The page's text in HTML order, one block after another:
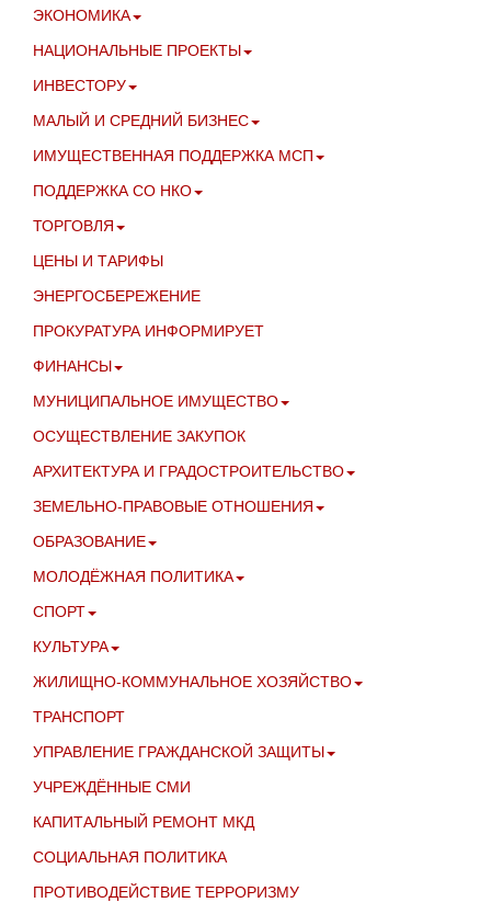
ЭКОНОМИКА
НАЦИОНАЛЬНЫЕ ПРОЕКТЫ
ИНВЕСТОРУ
МАЛЫЙ И СРЕДНИЙ БИЗНЕС
ИМУЩЕСТВЕННАЯ ПОДДЕРЖКА МСП
ПОДДЕРЖКА СО НКО
ТОРГОВЛЯ
ЦЕНЫ И ТАРИФЫ
ЭНЕРГОСБЕРЕЖЕНИЕ
ПРОКУРАТУРА ИНФОРМИРУЕТ
ФИНАНСЫ
МУНИЦИПАЛЬНОЕ ИМУЩЕСТВО
ОСУЩЕСТВЛЕНИЕ ЗАКУПОК
АРХИТЕКТУРА И ГРАДОСТРОИТЕЛЬСТВО
ЗЕМЕЛЬНО-ПРАВОВЫЕ ОТНОШЕНИЯ
ОБРАЗОВАНИЕ
МОЛОДЁЖНАЯ ПОЛИТИКА
СПОРТ
КУЛЬТУРА
ЖИЛИЩНО-КОММУНАЛЬНОЕ ХОЗЯЙСТВО
ТРАНСПОРТ
УПРАВЛЕНИЕ ГРАЖДАНСКОЙ ЗАЩИТЫ
УЧРЕЖДЁННЫЕ СМИ
КАПИТАЛЬНЫЙ РЕМОНТ МКД
СОЦИАЛЬНАЯ ПОЛИТИКА
ПРОТИВОДЕЙСТВИЕ ТЕРРОРИЗМУ